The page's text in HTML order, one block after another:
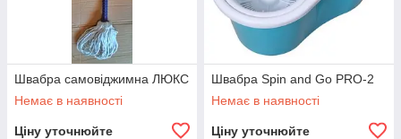
Швабра самовіджимна ЛЮКС
Немає в наявності
Ціну уточнюйте
Швабра Spin and Go PRO-2
Немає в наявності
Ціну уточнюйте